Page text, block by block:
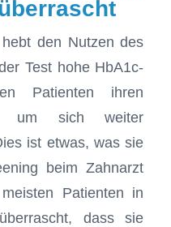
den Nutzen des
Test hohe HbA1c-
Patienten ihren
um sich weiter
ist etwas, was sie
beim Zahnarzt
Patienten in
dass sie